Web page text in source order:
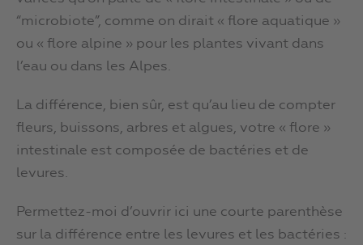
“microbiote”, comme on dirait « flore aquatique »
ou « flore alpine » pour les plantes vivant dans
l’eau ou dans les Alpes.
La différence, bien sûr, est qu’au lieu de compter
fleurs, buissons, arbres et algues, votre « flore »
intestinale est composée de bactéries et de
levures.
Permettez-moi d’ouvrir ici une courte parenthèse
sur la différence entre les levures et les bactéries :